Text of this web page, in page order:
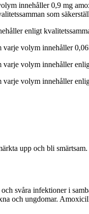
innehåller 0,9 mg
som
enligt
volym innehåller
volym innehåller
volym innehåller
upp och bli smärtsam.
svåra infektioner i
och ungdomar.